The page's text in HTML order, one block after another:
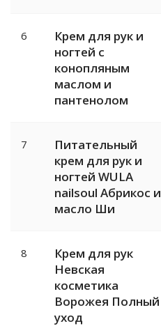
6
Крем для рук и
ногтей с
конопляным
маслом и
пантенолом
7
Питательный
крем для рук и
ногтей WULA
nailsoul Абрикос и
масло Ши
8
Крем для рук
Невская
косметика
Ворожея Полный
уход